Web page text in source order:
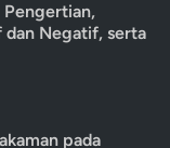
Pengertian,
dan Negatif, serta
pada